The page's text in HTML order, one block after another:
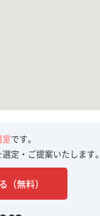
室です。
定・ご提案いたします。
（無料）